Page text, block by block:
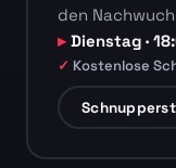
den
Dienstag ·
Kostenlose